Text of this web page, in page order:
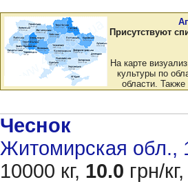
Присутствуют
На карте
культуры по
области. Также
Чеснок
Житомирская обл.,
10000 кг, 10.0 грн/кг,